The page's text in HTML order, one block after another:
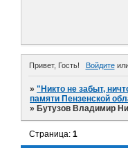
Привет, Гость! Войдите
»"Никто не забыт,
памяти Пензенской
» Бутузов Владимир
Страница:1